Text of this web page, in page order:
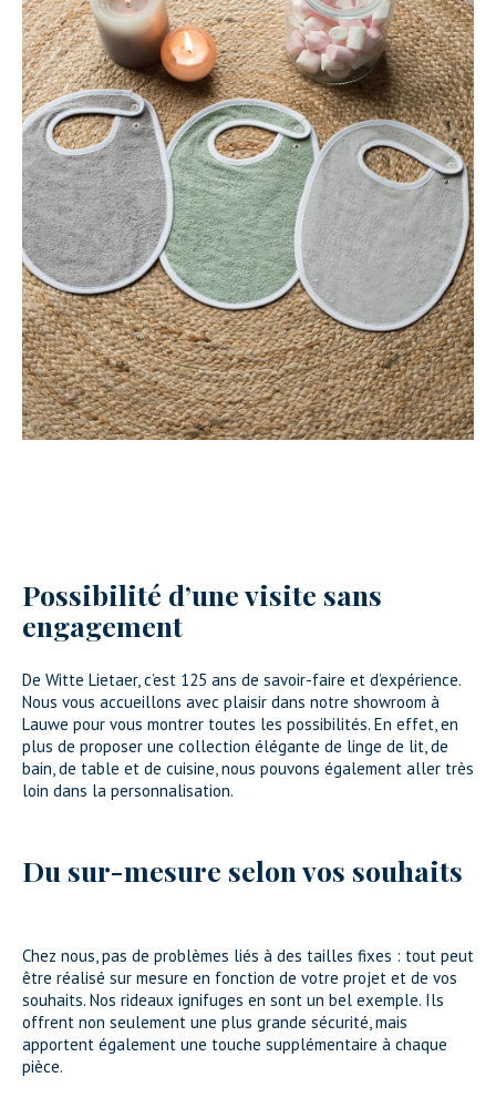
Possibilité d’une visite sans
engagement
De Witte Lietaer, c’est 125 ans de savoir-faire et d’expérience.
Nous vous accueillons avec plaisir dans notre showroom à
Lauwe pour vous montrer toutes les possibilités. En effet, en
plus de proposer une collection élégante de linge de lit, de
bain, de table et de cuisine, nous pouvons également aller très
loin dans la personnalisation.
Du sur-mesure selon vos souhaits
Chez nous, pas de problèmes liés à des tailles fixes : tout peut
être réalisé sur mesure en fonction de votre projet et de vos
souhaits. Nos rideaux ignifuges en sont un bel exemple. Ils
offrent non seulement une plus grande sécurité, mais
apportent également une touche supplémentaire à chaque
pièce.